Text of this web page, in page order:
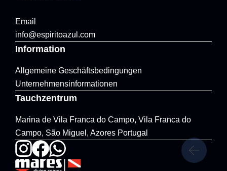
Email
info@espiritoazul.com
Information
Allgemeine Geschäftsbedingungen
Unternehmensinformationen
Tauchzentrum
Marina de Vila Franca do Campo, Vila Franca do
Campo, São Miguel, Azores Portugal